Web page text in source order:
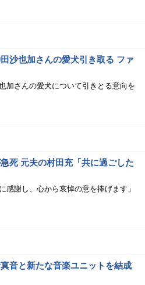
沙也加さんの愛犬引き取る ファ
加さんの愛犬について引きとる意向を
死 元夫の村田充「共に過ごした
感謝し、心から哀悼の意を捧げます」
音と新たな音楽ユニットを結成